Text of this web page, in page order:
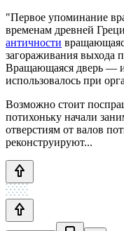
"Первое упоминание
временам древней
античности
загораживания выхода
Вращающаяся дверь —
использовалось при
Возможно стоит
потихоньку начали
отверстиям от валов
реконструируют...